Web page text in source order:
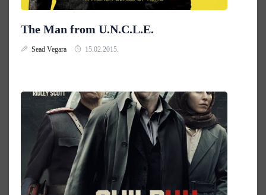
The Man from U.N.C.L.E.
Sead Vegara 15.02.2015.